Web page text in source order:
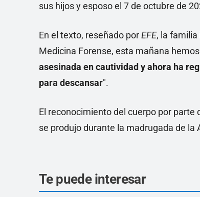
sus hijos y esposo el 7 de octubre de
En el texto, reseñado porEFE, la familia
Medicina Forense, esta mañana
asesinada en cautividad y ahora ha
para descansar".
El reconocimiento del cuerpo por
se produjo durante la madrugada de la
Te puede interesar